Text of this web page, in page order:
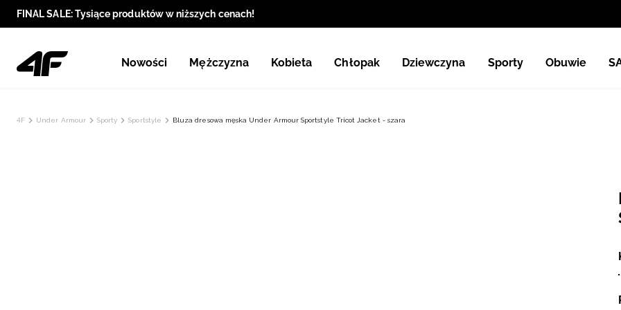
FINAL SALE: Tysiące produktów w niższych cenach!
Nowości Mężczyzna Kobieta Chłopak Dziewczyna Sporty Obuwie
4F Under Armour Sporty Sportstyle Bluza dresowa męska Under Armour Sportstyle Tricot Jacket - szara